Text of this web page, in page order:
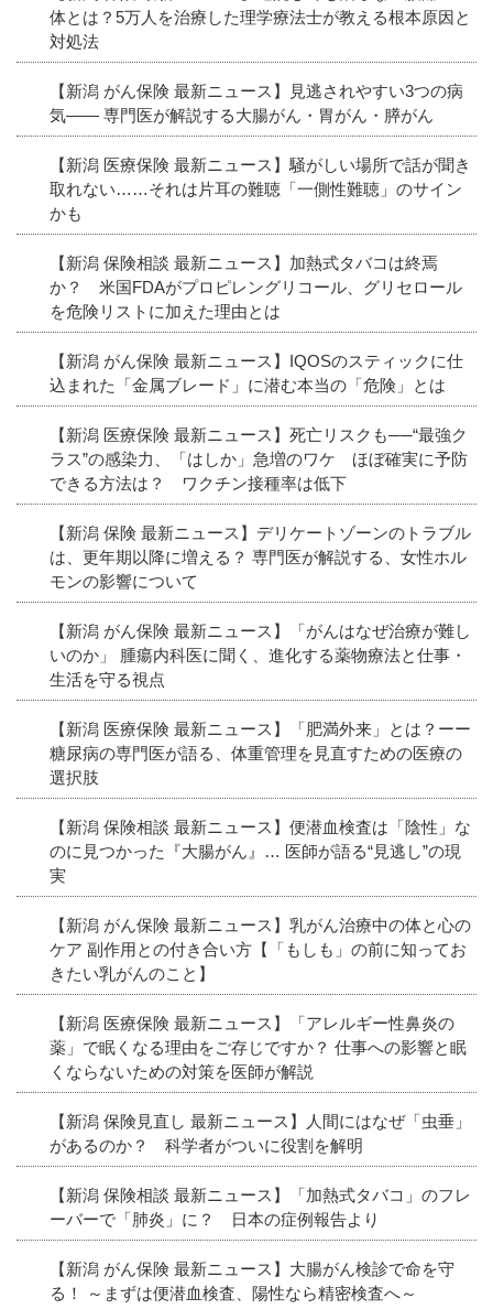
体とは？5万人を治療した理学療法士が教える根本原因と
対処法
【新潟 がん保険 最新ニュース】見逃されやすい3つの病
気―― 専門医が解説する大腸がん・胃がん・膵がん
【新潟 医療保険 最新ニュース】騒がしい場所で話が聞き
取れない……それは片耳の難聴「一側性難聴」のサイン
かも
【新潟 保険相談 最新ニュース】加熱式タバコは終焉
か？ 米国FDAがプロピレングリコール、グリセロール
を危険リストに加えた理由とは
【新潟 がん保険 最新ニュース】IQOSのスティックに仕
込まれた「金属ブレード」に潜む本当の「危険」とは
【新潟 医療保険 最新ニュース】死亡リスクも──“最強ク
ラス”の感染力、「はしか」急増のワケ ほぼ確実に予防
できる方法は？ ワクチン接種率は低下
【新潟 保険 最新ニュース】デリケートゾーンのトラブル
は、更年期以降に増える？ 専門医が解説する、女性ホル
モンの影響について
【新潟 がん保険 最新ニュース】「がんはなぜ治療が難し
いのか」 腫瘍内科医に聞く、進化する薬物療法と仕事・
生活を守る視点
【新潟 医療保険 最新ニュース】「肥満外来」とは？ーー
糖尿病の専門医が語る、体重管理を見直すための医療の
選択肢
【新潟 保険相談 最新ニュース】便潜血検査は「陰性」な
のに見つかった『大腸がん』… 医師が語る“見逃し”の現
実
【新潟 がん保険 最新ニュース】乳がん治療中の体と心の
ケア 副作用との付き合い方【「もしも」の前に知ってお
きたい乳がんのこと】
【新潟 医療保険 最新ニュース】「アレルギー性鼻炎の
薬」で眠くなる理由をご存じですか？ 仕事への影響と眠
くならないための対策を医師が解説
【新潟 保険見直し 最新ニュース】人間にはなぜ「虫垂」
があるのか？ 科学者がついに役割を解明
【新潟 保険相談 最新ニュース】「加熱式タバコ」のフレ
ーバーで「肺炎」に？ 日本の症例報告より
【新潟 がん保険 最新ニュース】大腸がん検診で命を守
る！ ～まずは便潜血検査、陽性なら精密検査へ～